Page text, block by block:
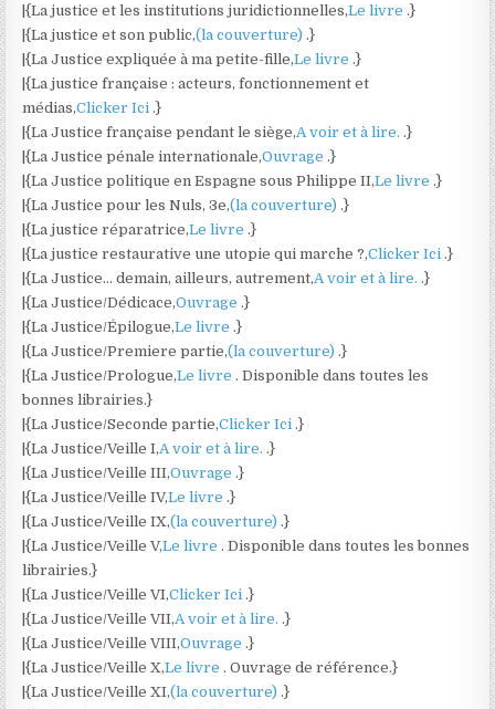
|{La justice et les institutions juridictionnelles,Le livre .}
|{La justice et son public,(la couverture) .}
|{La Justice expliquée à ma petite-fille,Le livre .}
|{La justice française : acteurs, fonctionnement et
médias,Clicker Ici .}
|{La Justice française pendant le siège,A voir et à lire. .}
|{La Justice pénale internationale,Ouvrage .}
|{La Justice politique en Espagne sous Philippe II,Le livre .}
|{La Justice pour les Nuls, 3e,(la couverture) .}
|{La justice réparatrice,Le livre .}
|{La justice restaurative une utopie qui marche ?,Clicker Ici .}
|{La Justice… demain, ailleurs, autrement,A voir et à lire. .}
|{La Justice/Dédicace,Ouvrage .}
|{La Justice/Épilogue,Le livre .}
|{La Justice/Premiere partie,(la couverture) .}
|{La Justice/Prologue,Le livre . Disponible dans toutes les
bonnes librairies.}
|{La Justice/Seconde partie,Clicker Ici .}
|{La Justice/Veille I,A voir et à lire. .}
|{La Justice/Veille III,Ouvrage .}
|{La Justice/Veille IV,Le livre .}
|{La Justice/Veille IX,(la couverture) .}
|{La Justice/Veille V,Le livre . Disponible dans toutes les bonnes
librairies.}
|{La Justice/Veille VI,Clicker Ici .}
|{La Justice/Veille VII,A voir et à lire. .}
|{La Justice/Veille VIII,Ouvrage .}
|{La Justice/Veille X,Le livre . Ouvrage de référence.}
|{La Justice/Veille XI,(la couverture) .}